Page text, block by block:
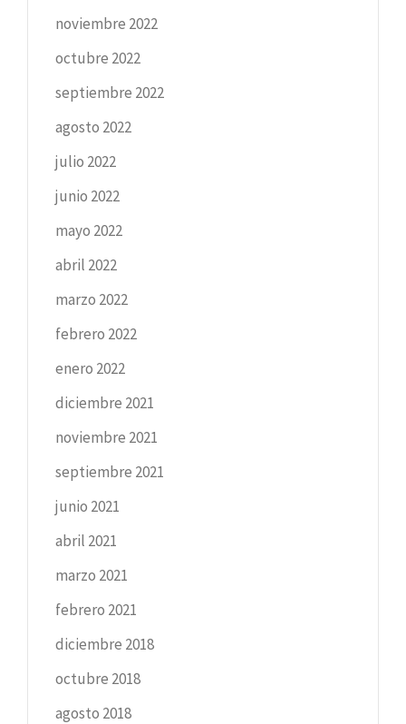
noviembre 2022
octubre 2022
septiembre 2022
agosto 2022
julio 2022
junio 2022
mayo 2022
abril 2022
marzo 2022
febrero 2022
enero 2022
diciembre 2021
noviembre 2021
septiembre 2021
junio 2021
abril 2021
marzo 2021
febrero 2021
diciembre 2018
octubre 2018
agosto 2018